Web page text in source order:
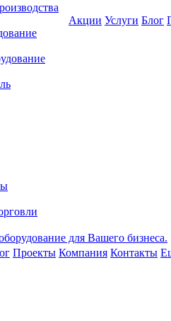
Акции Услуги Блог
Проекты Компания Контакты